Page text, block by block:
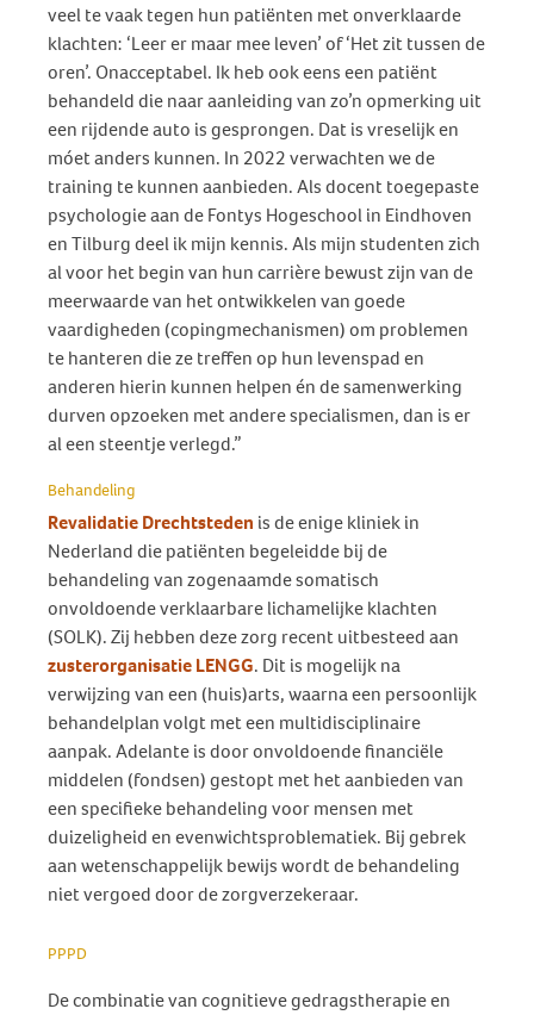
veel te vaak tegen hun patiënten met onverklaarde
klachten: ‘Leer er maar mee leven’ of ‘Het zit tussen de
oren’. Onacceptabel. Ik heb ook eens een patiënt
behandeld die naar aanleiding van zo’n opmerking uit
een rijdende auto is gesprongen. Dat is vreselijk en
móet anders kunnen. In 2022 verwachten we de
training te kunnen aanbieden. Als docent toegepaste
psychologie aan de Fontys Hogeschool in Eindhoven
en Tilburg deel ik mijn kennis. Als mijn studenten zich
al voor het begin van hun carrière bewust zijn van de
meerwaarde van het ontwikkelen van goede
vaardigheden (copingmechanismen) om problemen
te hanteren die ze treffen op hun levenspad en
anderen hierin kunnen helpen én de samenwerking
durven opzoeken met andere specialismen, dan is er
al een steentje verlegd.”
Behandeling
Revalidatie Drechtsteden is de enige kliniek in
Nederland die patiënten begeleidde bij de
behandeling van zogenaamde somatisch
onvoldoende verklaarbare lichamelijke klachten
(SOLK). Zij hebben deze zorg recent uitbesteed aan
zusterorganisatie LENGG. Dit is mogelijk na
verwijzing van een (huis)arts, waarna een persoonlijk
behandelplan volgt met een multidisciplinaire
aanpak. Adelante is door onvoldoende financiële
middelen (fondsen) gestopt met het aanbieden van
een specifieke behandeling voor mensen met
duizeligheid en evenwichtsproblematiek. Bij gebrek
aan wetenschappelijk bewijs wordt de behandeling
niet vergoed door de zorgverzekeraar.
PPPD
De combinatie van cognitieve gedragstherapie en